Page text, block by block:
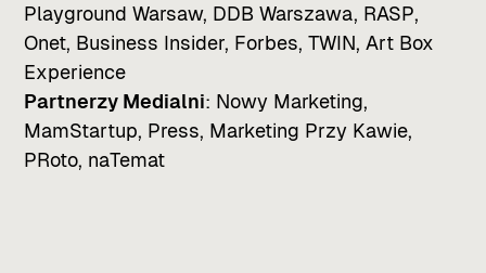
Playground Warsaw, DDB Warszawa, RASP,
Onet, Business Insider, Forbes, TWIN, Art Box
Experience
Partnerzy Medialni: Nowy Marketing,
MamStartup, Press, Marketing Przy Kawie,
PRoto, naTemat